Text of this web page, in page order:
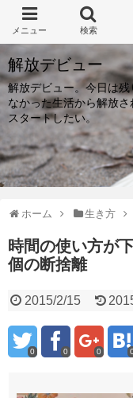
解放デビュー
解放デビュー。今日は
なかった生活から解放
スタートしたい。
ホーム 生き方
時間の使い方が
個の断捨離
2015/2/15
0 0 0